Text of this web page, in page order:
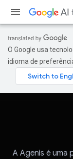
O Google usa
idioma de
A Agenis é uma